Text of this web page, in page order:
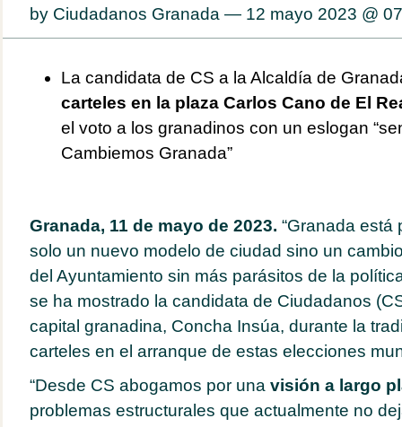
by Ciudadanos Granada — 12 mayo 2023 @
La candidata de CS a la Alcaldía de
carteles en la plaza Carlos Cano de El
el voto a los granadinos con un eslogan
Cambiemos Granada”
Granada, 11 de mayo de 2023. “Granada está
solo un nuevo modelo de ciudad sino un
del Ayuntamiento sin más parásitos de la
se ha mostrado la candidata de Ciudadanos
capital granadina, Concha Insúa, durante la
carteles en el arranque de estas elecciones
“Desde CS abogamos por una visión a largo
problemas estructurales que actualmente no